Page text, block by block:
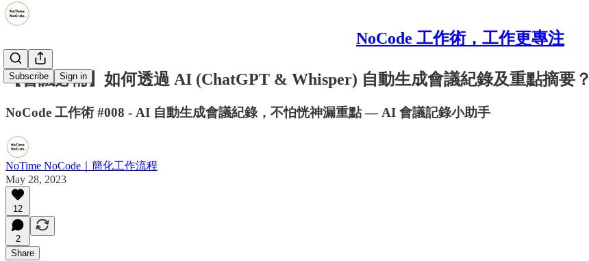
NoCode 工作術，工作更專注
Subscribe Sign in
【會議必備】如何透過 AI (ChatGPT & Whisper) 自動生成會議紀錄及重點摘要？
NoCode 工作術 #008 - AI 自動生成會議紀錄，不怕恍神漏重點 — AI 會議記錄小助手
NoTime NoCode｜簡化工作流程
May 28, 2023
12
2
Share